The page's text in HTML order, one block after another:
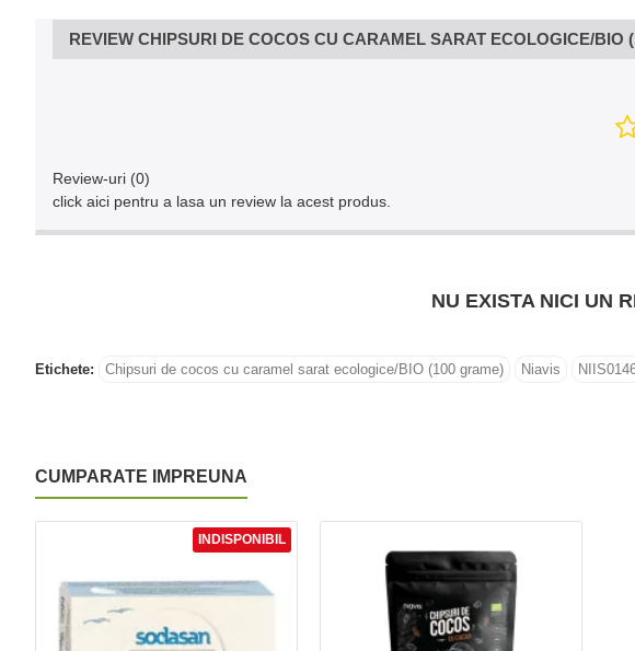
REVIEW CHIPSURI DE COCOS CU CARAMEL SARAT ECOLOGICE/BIO
Review-uri (0)
click aici pentru a lasa un review la acest produs.
NU EXISTA NICI UN
Etichete: Chipsuri de cocos cu caramel sarat ecologice/BIO (100 grame) Niavis
CUMPARATE IMPREUNA
INDISPONIBIL